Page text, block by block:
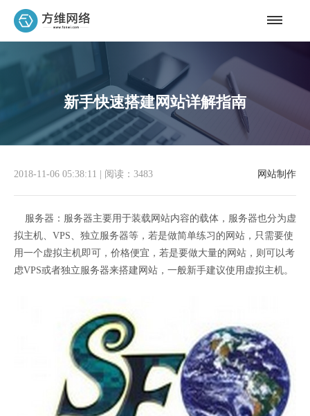
新手快速搭建网站详解指南
网站制作
2018-11-06 05:38:11 阅读：3483
服务器：服务器主要用于装载网站内容的载体，服务器也分为虚
拟主机、VPS、独立服务器等，若是做简单练习的网站，只需要使
用一个虚拟主机即可，价格便宜，若是要做大量的网站，则可以考
虑VPS或者独立服务器来搭建网站，一般新手建议使用虚拟主机。